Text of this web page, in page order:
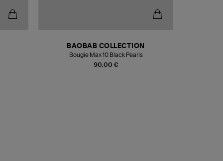
90,00 €
BAOBAB COLLECTION
Bougie Max 10 Black Pearls